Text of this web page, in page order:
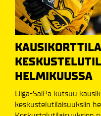
HELMIKUUSSA
Liiga-SaiPa kutsuu
keskustelutilaisuuksiin